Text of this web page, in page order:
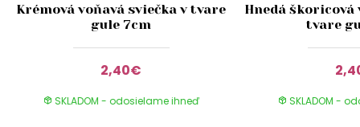
Krémová voňavá sviečka v tvare
gule 7cm
2,40€
SKLADOM - odosielame ihneď
Hnedá škoricová
tvare
SKLADOM -